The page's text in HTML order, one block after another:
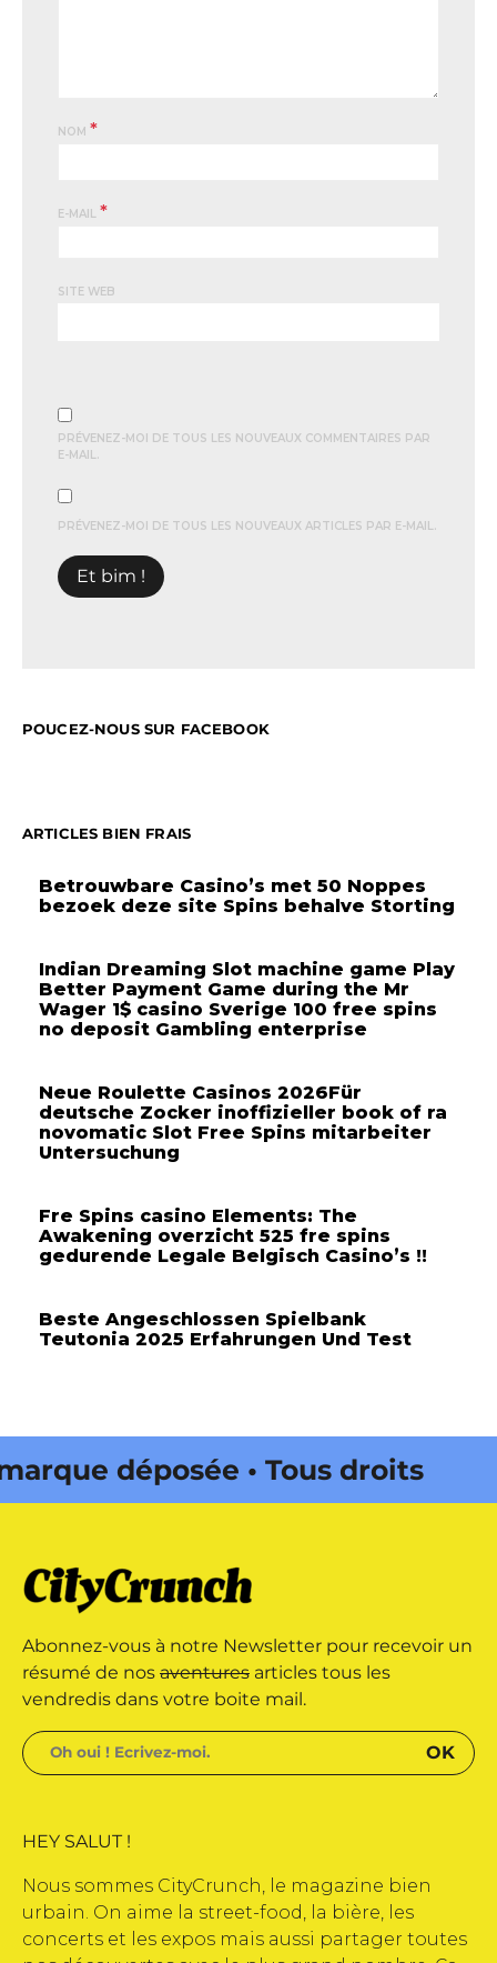
NOM *
E-MAIL *
SITE WEB
PRÉVENEZ-MOI DE TOUS LES NOUVEAUX COMMENTAIRES PAR
E-MAIL.
PRÉVENEZ-MOI DE TOUS LES NOUVEAUX ARTICLES PAR E-MAIL.
POUCEZ-NOUS SUR FACEBOOK
ARTICLES BIEN FRAIS
Betrouwbare Casino’s met 50 Noppes
bezoek deze site Spins behalve Storting
Indian Dreaming Slot machine game Play
Better Payment Game during the Mr
Wager 1$ casino Sverige 100 free spins
no deposit Gambling enterprise
Neue Roulette Casinos 2026Für
deutsche Zocker inoffizieller book of ra
novomatic Slot Free Spins mitarbeiter
Untersuchung
Fre Spins casino Elements: The
Awakening overzicht 525 fre spins
gedurende Legale Belgisch Casino’s !!
Beste Angeschlossen Spielbank
Teutonia 2025 Erfahrungen Und Test
déposée • Tous droits
déposée • Tous droits
par Buena Onda Web •
Abonnez-vous à notre Newsletter pour recevoir un
résumé de nos aventures articles tous les
vendredis dans votre boite mail.
HEY SALUT !
Nous sommes CityCrunch, le magazine bien
urbain. On aime la street-food, la bière, les
concerts et les expos mais aussi partager toutes